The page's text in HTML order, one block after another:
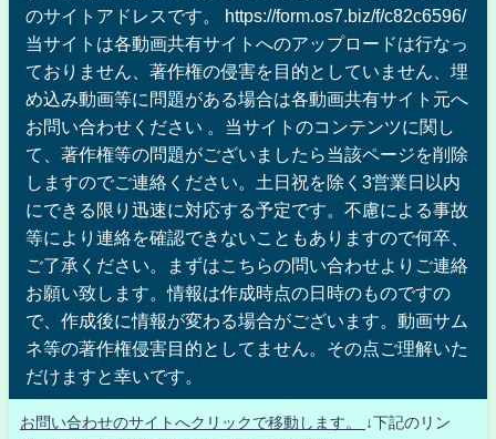
のサイトアドレスです。 https://form.os7.biz/f/c82c6596/
当サイトは各動画共有サイトへのアップロードは行なっ
ておりません、著作権の侵害を目的としていません、埋
め込み動画等に問題がある場合は各動画共有サイト元へ
お問い合わせください 。当サイトのコンテンツに関し
て、著作権等の問題がございましたら当該ページを削除
しますのでご連絡ください。土日祝を除く3営業日以内
にできる限り迅速に対応する予定です。不慮による事故
等により連絡を確認できないこともありますので何卒、
ご了承ください。まずはこちらの問い合わせよりご連絡
お願い致します。情報は作成時点の日時のものですの
で、作成後に情報が変わる場合がございます。動画サム
ネ等の著作権侵害目的としてません。その点ご理解いた
だけますと幸いです。
お問い合わせのサイトへクリックで移動します。
↓下記のリン